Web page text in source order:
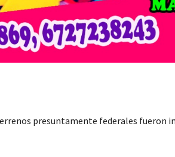
presuntamente federales fueron